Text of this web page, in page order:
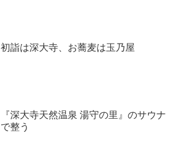
初詣は深大寺、お蕎麦は玉乃屋
『深大寺天然温泉 湯守の里』のサウナ
で整う